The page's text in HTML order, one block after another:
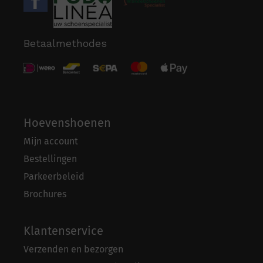
Betaalmethodes
Hoevenshoenen
Mijn account
Bestellingen
Parkeerbeleid
Brochures
Klantenservice
Verzenden en bezorgen